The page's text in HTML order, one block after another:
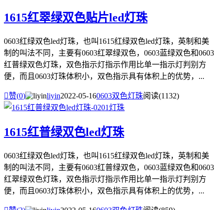
1615红翠绿双色贴片led灯珠
0603红绿双色led灯珠，也叫1615红绿双色led灯珠，英制和美
制的叫法不同，主要有0603红翠绿双色，0603蓝绿双色和0603
红普绿双色灯珠，双色指示灯指示作用比单一指示灯判别方
便，而且0603灯珠体积小，双色指示具有体积上的优势，...
赞(0) liyin2022-05-160603双色灯珠阅读(1132)
1615红普绿双色led灯珠
0603红绿双色led灯珠，也叫1615红绿双色led灯珠，英制和美
制的叫法不同，主要有0603红普绿双色，0603蓝绿双色和0603
红翠绿双色灯珠，双色指示灯指示作用比单一指示灯判别方
便，而且0603灯珠体积小，双色指示具有体积上的优势，...